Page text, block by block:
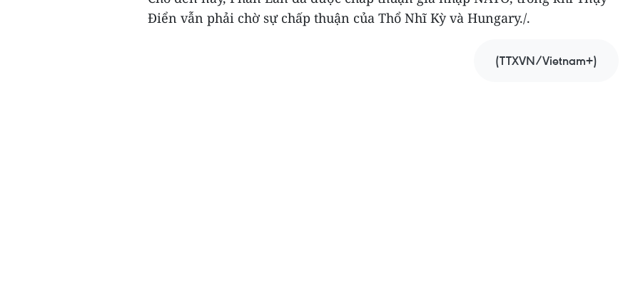
Điển vẫn phải chờ sự chấp thuận của Thổ Nhĩ Kỳ và Hungary./.
(TTXVN/Vietnam+)